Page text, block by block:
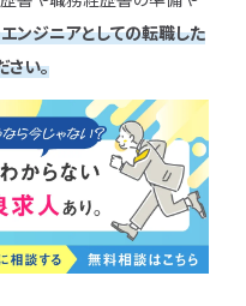
ンジニアとしての転職した
い。